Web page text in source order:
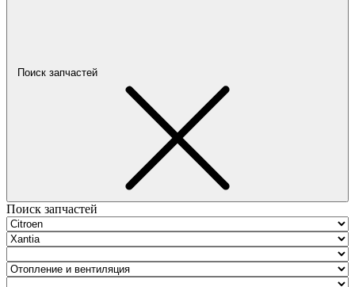
Поиск запчастей
Поиск запчастей